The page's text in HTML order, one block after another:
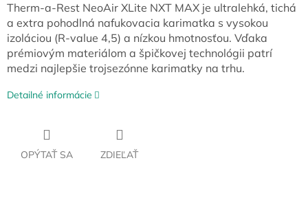
Therm-a-Rest NeoAir XLite NXT MAX je ultralehká, tichá
a extra pohodlná nafukovacia karimatka s vysokou
izoláciou (R-value 4,5) a nízkou hmotnosťou. Vďaka
prémiovým materiálom a špičkovej technológii patrí
medzi najlepšie trojsezónne karimatky na trhu.
Detailné informácie
OPÝTAŤ SA ZDIEĽAŤ